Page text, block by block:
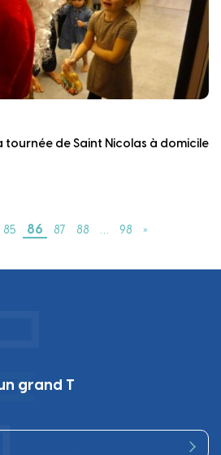
tournée de Saint Nicolas à domicile
85 86 87 88 … 98 »
grand T